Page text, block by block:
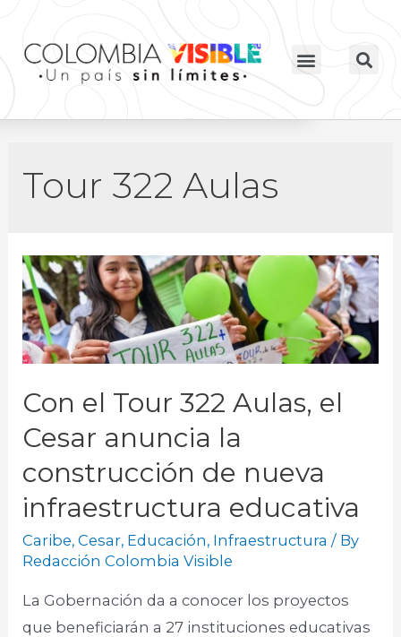
Tour 322 Aulas
Con el Tour 322 Aulas, el
Cesar anuncia la
construcción de nueva
infraestructura educativa
Caribe,Cesar, Educación, Infraestructura / By
Redacción Colombia Visible
La Gobernación da a conocer los proyectos
que beneficiarán a 27 instituciones educativas